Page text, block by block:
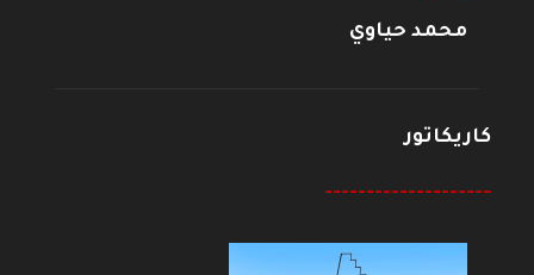
محمد حياوي
كاريكاتور
--------------------